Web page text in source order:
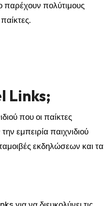
παρέχουν πολύτιμους
Links;
που οι παίκτες
εμπειρία παιχνιδιού
εκδηλώσεων και τα